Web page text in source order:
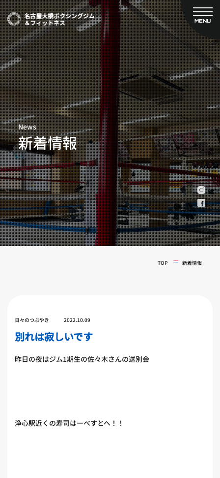
MENU
CLOSE
TOP
新着情報
ご予約
プライベートコース予約
レンタルスタジオ予約
名古屋大橋ボクシングジムについて
大橋弘政プロフィール
スタッフ紹介
料金案内
設備紹介
アクセス
営業時間
トレーナー募集
スポンサー募集
大会チケット購入
キャンペーン
実戦コース
料金システム
フィットネスコース
News
新着情報
TOP 新着情報
日々のつぶやき 2022.10.09
別れは寂しいです
昨日の夜はジム1期生の佐々木さんの送別会
浄心駅近くの寿司はーべすとへ！！